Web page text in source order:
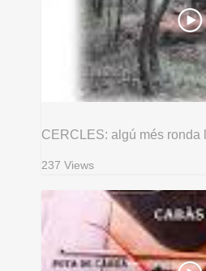
CERCLES: algú més ronda
237 Views